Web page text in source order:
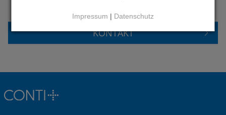
KONTAKT
Impressum | Datenschutz